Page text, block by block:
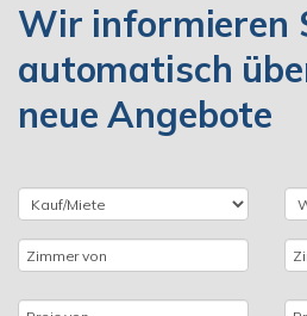
Wir informieren
automatisch
neue Angebote